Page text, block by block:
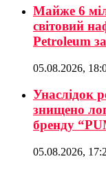
Майже 6
світовий
Petroleum
05.08.2026,
Унаслідок
знищено
бренду
05.08.2026,